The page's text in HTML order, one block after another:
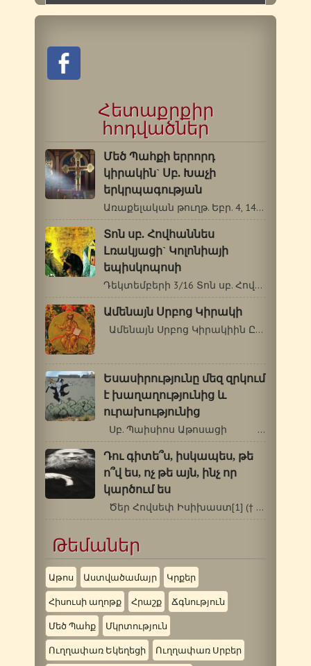
Հետաքրքիր
հոդվածներ
Մեծ Պահքի երրորդ
կիրակին` Սբ. Խաչի
երկրպագության
Առաքելական թուղթ. Եբր. 4, 14-5, 6: Ավետարան.…
Տոն սբ. Հովհաննես
Լռակյացի` Կոլոնիայի
եպիսկոպոսի
Դեկտեմբերի 3/16 Տոն սբ. Հովհաննես Լռակյացի`…
Ամենայն Սրբոց Կիրակի
Ամենայն Սրբոց Կիրակիին ԸՆդհանրական…
Եսասիրությունը մեզ զրկում
է խաղաղությունից և
ուրախությունից
Սբ. Պաիսիոս Աթոսացի …
Դու գիտե՞ս, իսկապես, թե
ո՞վ ես, ոչ թե այն, ինչ որ
կարծում ես
Ծեր Հովսեփ Իսիխաստ[1] († 1959) (հատվածներ…
Թեմաներ
Աթոս Աստվածամայր Կրքեր
Հիսուսի աղոթք Հրաշք Ճգնություն
Մեծ Պահք Մկրտություն
Ուղղափառ Եկեղեցի Ուղղափառ Սրբեր